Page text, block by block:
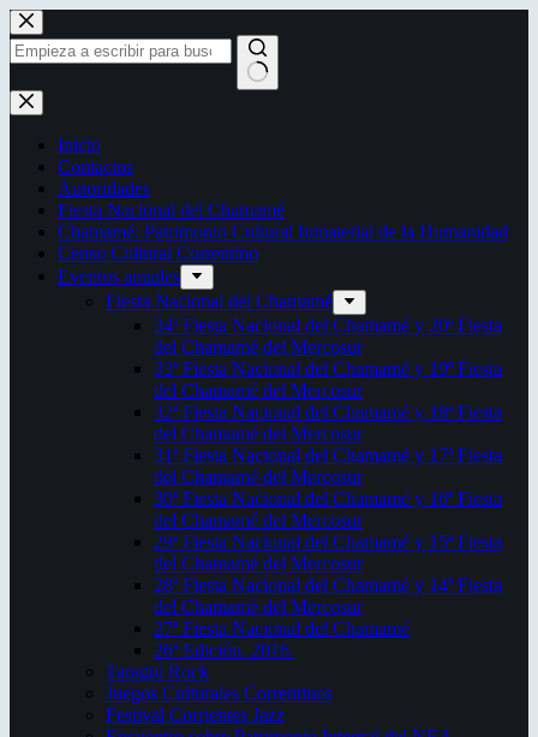
Saltar
al
contenido
Sin
resultados
Inicio
Contactos
Autoridades
Fiesta Nacional del Chamamé
Chamamé: Patrimonio Cultural Inmaterial de la Humanidad
Censo Cultural Correntino
Eventos anuales
Fiesta Nacional del Chamamé
34ª Fiesta Nacional del Chamamé y 20ª Fiesta
del Chamamé del Mercosur
33ª Fiesta Nacional del Chamamé y 19ª Fiesta
del Chamamé del Mercosur
32ª Fiesta Nacional del Chamamé y 18ª Fiesta
del Chamamé del Mercosur
31ª Fiesta Nacional del Chamamé y 17ª Fiesta
del Chamamé del Mercosur
30ª Fiesta Nacional del Chamamé y 16ª Fiesta
del Chamamé del Mercosur
29ª Fiesta Nacional del Chamamé y 15ª Fiesta
del Chamamé del Mercosur
28ª Fiesta Nacional del Chamamé y 14ª Fiesta
del Chamamé del Mercosur
27ª Fiesta Nacional del Chamamé
26ª Edición. 2016.
Taragüi Rock
Juegos Culturales Correntinos
Festival Corrientes Jazz